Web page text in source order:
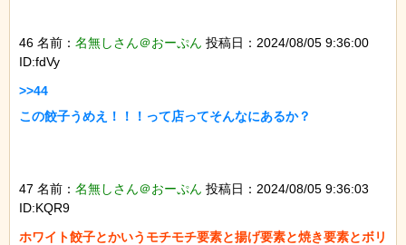
46 名前： 名無しさん＠おーぷん 投稿日：2024/08/05 9:36:00
ID:fdVy
>>44
この餃子うめえ！！！って店ってそんなにあるか？
47 名前： 名無しさん＠おーぷん 投稿日：2024/08/05 9:36:03
ID:KQR9
ホワイト餃子とかいうモチモチ要素と揚げ要素と焼き要素とボリ